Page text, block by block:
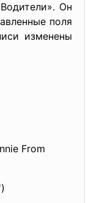
Он
поля
изменены
From